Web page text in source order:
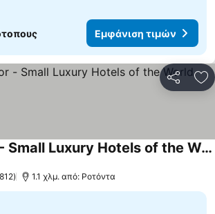
Εμφάνιση τιμών
The Excelsior - Small Luxury Hotels of the World
1.1 χλμ. από: Ροτόντα